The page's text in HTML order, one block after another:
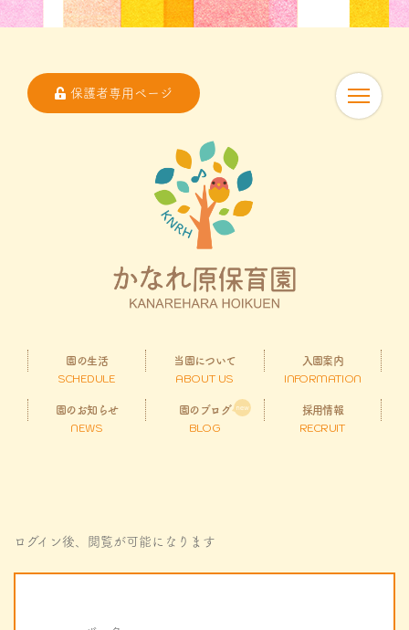
保護者専用ページ
園の生活
SCHEDULE
当園について
ABOUT US
入園案内
INFORMATION
園のお知らせ
NEWS
園のブログ
BLOG
採用情報
RECRUIT
ログイン後、閲覧が可能になります